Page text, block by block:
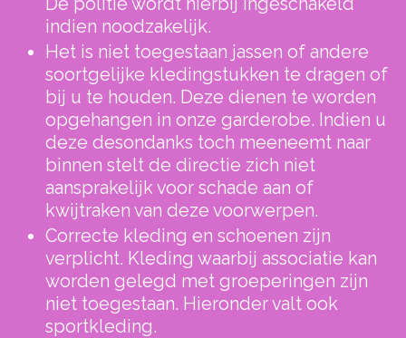
indien noodzakelijk.
Het is niet toegestaan jassen of andere
soortgelijke kledingstukken te dragen of
bij u te houden. Deze dienen te worden
opgehangen in onze garderobe. Indien u
deze desondanks toch meeneemt naar
binnen stelt de directie zich niet
aansprakelijk voor schade aan of
kwijtraken van deze voorwerpen.
Correcte kleding en schoenen zijn
verplicht. Kleding waarbij associatie kan
worden gelegd met groeperingen zijn
niet toegestaan. Hieronder valt ook
sportkleding.